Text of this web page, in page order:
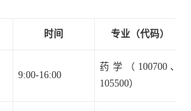
时间 专业（代码）
9:00-16:00
药学（ 100700、
105500）